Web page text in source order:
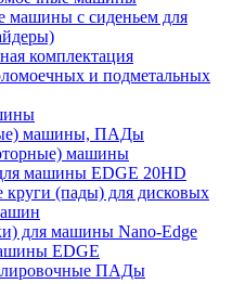
машины с сиденьем для
комплектация
и подметальных
машины, ПАДы
машины
машины EDGE 20HD
(пады) для дисковых
для машины Nano-Edge
EDGE
ПАДы